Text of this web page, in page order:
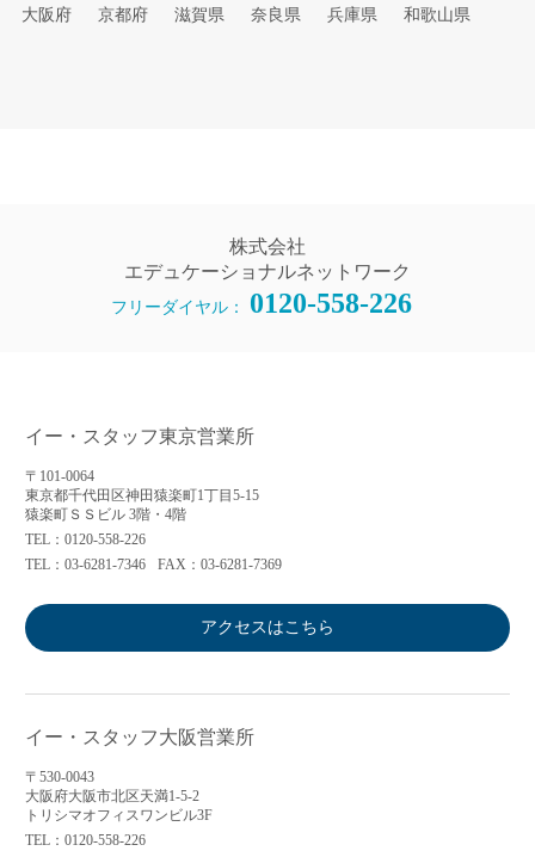
大阪府 京都府 滋賀県 奈良県 兵庫県 和歌山県
株式会社
エデュケーショナルネットワーク
フリーダイヤル： 0120-558-226
イー・スタッフ東京営業所
〒101-0064
東京都千代田区神田猿楽町1丁目5-15
猿楽町ＳＳビル 3階・4階
TEL：0120-558-226
TEL：03-6281-7346
FAX：03-6281-7369
アクセスはこちら
イー・スタッフ大阪営業所
〒530-0043
大阪府大阪市北区天満1-5-2
トリシマオフィスワンビル3F
TEL：0120-558-226